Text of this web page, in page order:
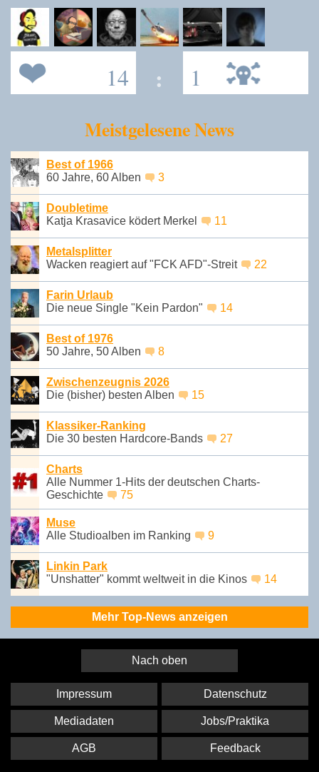
14 : 1
Meistgelesene News
Best of 1966
60 Jahre, 60 Alben
3
Doubletime
Katja Krasavice ködert Merkel
11
Metalsplitter
Wacken reagiert auf "FCK AFD"-Streit
22
Farin Urlaub
Die neue Single "Kein Pardon"
14
Best of 1976
50 Jahre, 50 Alben
8
Zwischenzeugnis 2026
Die (bisher) besten Alben
15
Klassiker-Ranking
Die 30 besten Hardcore-Bands
27
Charts
Alle Nummer 1-Hits der deutschen Charts-
Geschichte
75
Muse
Alle Studioalben im Ranking
9
Linkin Park
"Unshatter" kommt weltweit in die Kinos
14
Mehr Top-News anzeigen
Nach oben
Impressum Datenschutz
Mediadaten Jobs/Praktika
AGB Feedback